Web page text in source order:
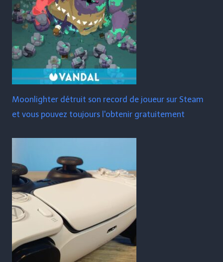
Moonlighter détruit son record de joueur sur Steam
et vous pouvez toujours l'obtenir gratuitement